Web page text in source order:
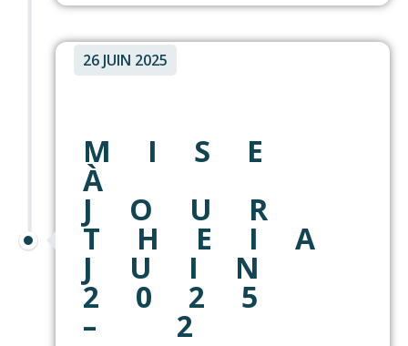
26 JUIN 2025
MISE
À
JOUR
THEIA
JUIN
2025
– 2